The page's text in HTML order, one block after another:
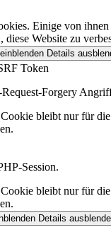
Einige von ihnen
diese Website zu
Details
Token
Forgery
bleibt nur für
Session.
bleibt nur für
Details